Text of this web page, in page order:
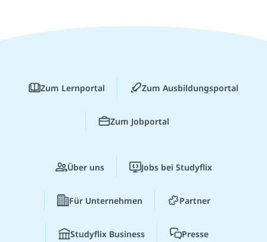
Zum Lernportal Zum Ausbildungsportal
Zum Jobportal
Über uns Jobs bei Studyflix
Für Unternehmen Partner
Studyflix Business Presse